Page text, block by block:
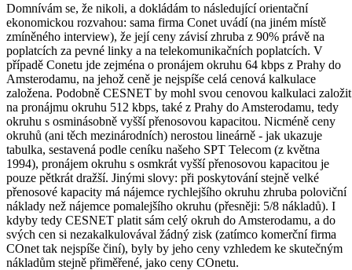
Domnívám se, že nikoli, a dokládám to následující orientační
ekonomickou rozvahou: sama firma Conet uvádí (na jiném místě
zmíněného interview), že její ceny závisí zhruba z 90% právě na
poplatcích za pevné linky a na telekomunikačních poplatcích. V
případě Conetu jde zejména o pronájem okruhu 64 kbps z Prahy do
Amsterodamu, na jehož ceně je nejspíše celá cenová kalkulace
založena. Podobně CESNET by mohl svou cenovou kalkulaci založit
na pronájmu okruhu 512 kbps, také z Prahy do Amsterodamu, tedy
okruhu s osminásobně vyšší přenosovou kapacitou. Nicméně ceny
okruhů (ani těch mezinárodních) nerostou lineárně - jak ukazuje
tabulka, sestavená podle ceníku našeho SPT Telecom (z května
1994), pronájem okruhu s osmkrát vyšší přenosovou kapacitou je
pouze pětkrát dražší. Jinými slovy: při poskytování stejně velké
přenosové kapacity má nájemce rychlejšího okruhu zhruba poloviční
náklady než nájemce pomalejšího okruhu (přesněji: 5/8 nákladů). I
kdyby tedy CESNET platit sám celý okruh do Amsterodamu, a do
svých cen si nezakalkulovával žádný zisk (zatímco komerční firma
COnet tak nejspíše činí), byly by jeho ceny vzhledem ke skutečným
nákladům stejně přiměřené, jako ceny COnetu.